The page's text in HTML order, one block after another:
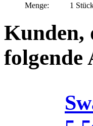
Menge:
1
Kunden,
folgende